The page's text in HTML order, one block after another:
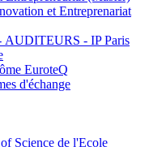
et Entreprenariat
AUDITEURS - IP Paris
EuroteQ
d'échange
Science de l'Ecole